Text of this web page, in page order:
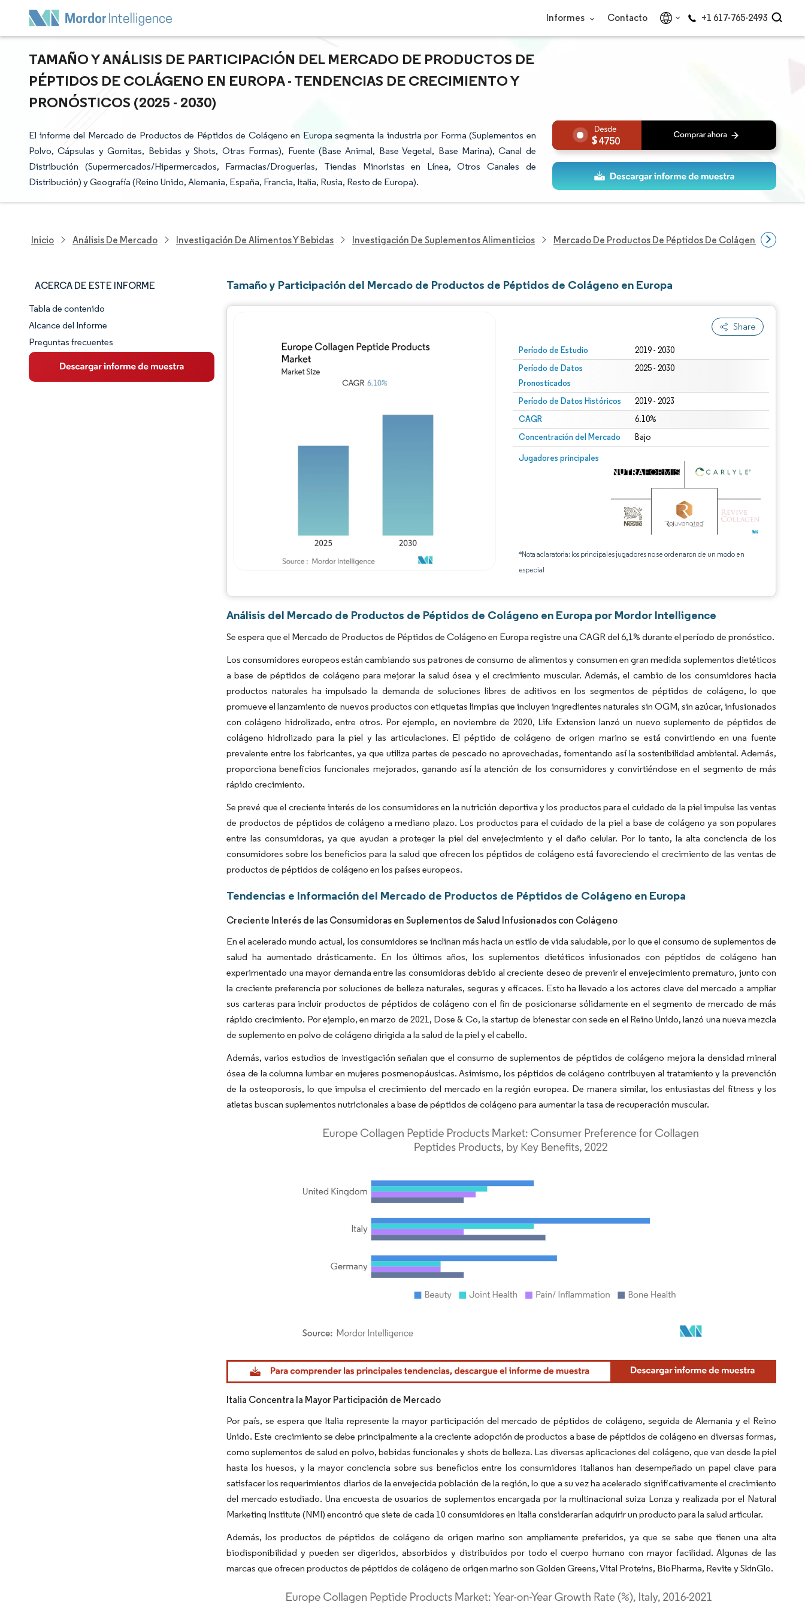
Informes Contacto +1 617-765-2493
TAMAÑO Y ANÁLISIS DE PARTICIPACIÓN DEL MERCADO DE PRODUCTOS DE
PÉPTIDOS DE COLÁGENO EN EUROPA - TENDENCIAS DE CRECIMIENTO Y
PRONÓSTICOS (2025 - 2030)
El informe del Mercado de Productos de Péptidos de Colágeno en Europa segmenta la industria por Forma (Suplementos en
Polvo, Cápsulas y Gomitas, Bebidas y Shots, Otras Formas), Fuente (Base Animal, Base Vegetal, Base Marina), Canal de
Distribución (Supermercados/Hipermercados, Farmacias/Droguerías, Tiendas Minoristas en Línea, Otros Canales de
Distribución) y Geografía (Reino Unido, Alemania, España, Francia, Italia, Rusia, Resto de Europa).
4750
Inicio Análisis De Mercado Investigación De Alimentos Y Bebidas Investigación De Suplementos Alimenticios Mercado De Productos De Péptidos De Colágeno En
ACERCA DE ESTE INFORME
Panorama del Mercado
Visión General del Mercado
Tendencias Principales del Mercado
Tabla de contenido
Alcance del Informe
Preguntas frecuentes
Tamaño y Participación del Mercado de Productos de Péptidos de Colágeno en Europa
Share
Período de Estudio 2019 - 2030
Período de Datos
Pronosticados
2025 - 2030
Período de Datos Históricos 2019 - 2023
CAGR 6.10%
Concentración del Mercado Bajo
Jugadores principales
*Nota aclaratoria: los principales jugadores no se ordenaron de un modo en
especial
Análisis del Mercado de Productos de Péptidos de Colágeno en Europa por Mordor Intelligence
Se espera que el Mercado de Productos de Péptidos de Colágeno en Europa registre una CAGR del 6,1% durante el período de pronóstico.
Los consumidores europeos están cambiando sus patrones de consumo de alimentos y consumen en gran medida suplementos dietéticos
a base de péptidos de colágeno para mejorar la salud ósea y el crecimiento muscular. Además, el cambio de los consumidores hacia
productos naturales ha impulsado la demanda de soluciones libres de aditivos en los segmentos de péptidos de colágeno, lo que
promueve el lanzamiento de nuevos productos con etiquetas limpias que incluyen ingredientes naturales sin OGM, sin azúcar, infusionados
con colágeno hidrolizado, entre otros. Por ejemplo, en noviembre de 2020, Life Extension lanzó un nuevo suplemento de péptidos de
colágeno hidrolizado para la piel y las articulaciones. El péptido de colágeno de origen marino se está convirtiendo en una fuente
prevalente entre los fabricantes, ya que utiliza partes de pescado no aprovechadas, fomentando así la sostenibilidad ambiental. Además,
proporciona beneficios funcionales mejorados, ganando así la atención de los consumidores y convirtiéndose en el segmento de más
rápido crecimiento.
Se prevé que el creciente interés de los consumidores en la nutrición deportiva y los productos para el cuidado de la piel impulse las ventas
de productos de péptidos de colágeno a mediano plazo. Los productos para el cuidado de la piel a base de colágeno ya son populares
entre las consumidoras, ya que ayudan a proteger la piel del envejecimiento y el daño celular. Por lo tanto, la alta conciencia de los
consumidores sobre los beneficios para la salud que ofrecen los péptidos de colágeno está favoreciendo el crecimiento de las ventas de
productos de péptidos de colágeno en los países europeos.
Tendencias e Información del Mercado de Productos de Péptidos de Colágeno en Europa
Creciente Interés de las Consumidoras en Suplementos de Salud Infusionados con Colágeno
En el acelerado mundo actual, los consumidores se inclinan más hacia un estilo de vida saludable, por lo que el consumo de suplementos de
salud ha aumentado drásticamente. En los últimos años, los suplementos dietéticos infusionados con péptidos de colágeno han
experimentado una mayor demanda entre las consumidoras debido al creciente deseo de prevenir el envejecimiento prematuro, junto con
la creciente preferencia por soluciones de belleza naturales, seguras y eficaces. Esto ha llevado a los actores clave del mercado a ampliar
sus carteras para incluir productos de péptidos de colágeno con el fin de posicionarse sólidamente en el segmento de mercado de más
rápido crecimiento. Por ejemplo, en marzo de 2021, Dose & Co, la startup de bienestar con sede en el Reino Unido, lanzó una nueva mezcla
de suplemento en polvo de colágeno dirigida a la salud de la piel y el cabello.
Además, varios estudios de investigación señalan que el consumo de suplementos de péptidos de colágeno mejora la densidad mineral
ósea de la columna lumbar en mujeres posmenopáusicas. Asimismo, los péptidos de colágeno contribuyen al tratamiento y la prevención
de la osteoporosis, lo que impulsa el crecimiento del mercado en la región europea. De manera similar, los entusiastas del fitness y los
atletas buscan suplementos nutricionales a base de péptidos de colágeno para aumentar la tasa de recuperación muscular.
Imagen © Mordor Intelligence. El uso requiere atribución según CC BY 4.0.
Italia Concentra la Mayor Participación de Mercado
Por país, se espera que Italia represente la mayor participación del mercado de péptidos de colágeno, seguida de Alemania y el Reino
Unido. Este crecimiento se debe principalmente a la creciente adopción de productos a base de péptidos de colágeno en diversas formas,
como suplementos de salud en polvo, bebidas funcionales y shots de belleza. Las diversas aplicaciones del colágeno, que van desde la piel
hasta los huesos, y la mayor conciencia sobre sus beneficios entre los consumidores italianos han desempeñado un papel clave para
satisfacer los requerimientos diarios de la envejecida población de la región, lo que a su vez ha acelerado significativamente el crecimiento
del mercado estudiado. Una encuesta de usuarios de suplementos encargada por la multinacional suiza Lonza y realizada por el Natural
Marketing Institute (NMI) encontró que siete de cada 10 consumidores en Italia considerarían adquirir un producto para la salud articular.
Además, los productos de péptidos de colágeno de origen marino son ampliamente preferidos, ya que se sabe que tienen una alta
biodisponibilidad y pueden ser digeridos, absorbidos y distribuidos por todo el cuerpo humano con mayor facilidad. Algunas de las
marcas que ofrecen productos de péptidos de colágeno de origen marino son Golden Greens, Vital Proteins, BioPharma, Revite y SkinGlo.